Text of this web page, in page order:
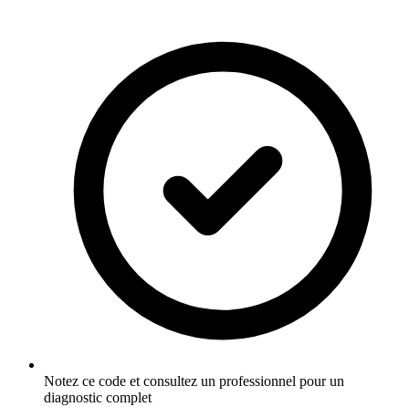
Notez ce code et consultez un professionnel pour un
diagnostic complet